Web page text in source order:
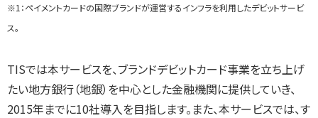
※1：ペイメントカードの国際ブランドが運営するインフラを利用したデビットサービ
ス。
TISでは本サービスを、ブランドデビットカード事業を立ち上げ
たい地方銀行（地銀）を中心とした金融機関に提供していき、
2015年までに10社導入を目指します。また、本サービスでは、す